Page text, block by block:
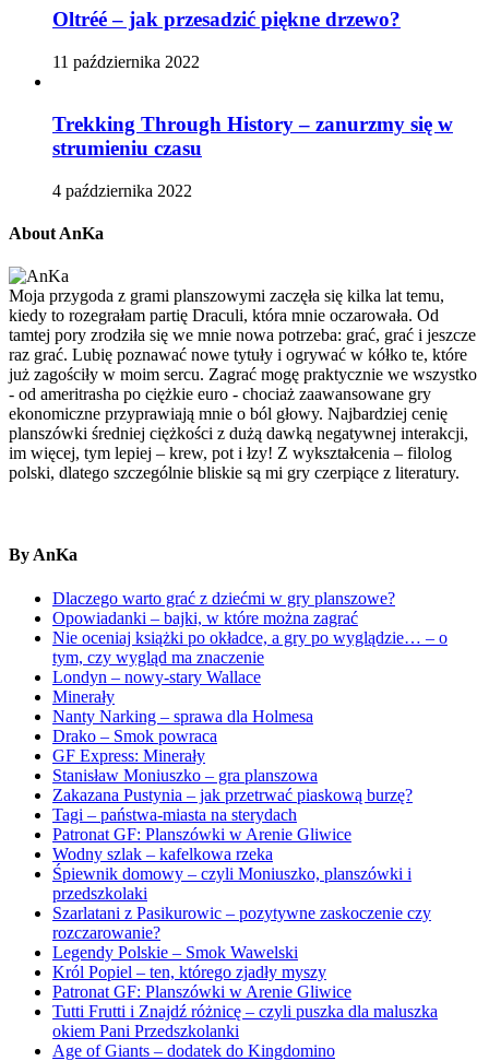
Oltréé – jak przesadzić piękne drzewo?
11 października 2022
Trekking Through History – zanurzmy się w
strumieniu czasu
4 października 2022
About AnKa
Moja przygoda z grami planszowymi zaczęła się kilka lat temu,
kiedy to rozegrałam partię Draculi, która mnie oczarowała. Od
tamtej pory zrodziła się we mnie nowa potrzeba: grać, grać i jeszcze
raz grać. Lubię poznawać nowe tytuły i ogrywać w kółko te, które
już zagościły w moim sercu. Zagrać mogę praktycznie we wszystko
- od ameritrasha po ciężkie euro - chociaż zaawansowane gry
ekonomiczne przyprawiają mnie o ból głowy. Najbardziej cenię
planszówki średniej ciężkości z dużą dawką negatywnej interakcji,
im więcej, tym lepiej – krew, pot i łzy! Z wykształcenia – filolog
polski, dlatego szczególnie bliskie są mi gry czerpiące z literatury.
By AnKa
Dlaczego warto grać z dziećmi w gry planszowe?
Opowiadanki – bajki, w które można zagrać
Nie oceniaj książki po okładce, a gry po wyglądzie… – o
tym, czy wygląd ma znaczenie
Londyn – nowy-stary Wallace
Minerały
Nanty Narking – sprawa dla Holmesa
Drako – Smok powraca
GF Express: Minerały
Stanisław Moniuszko – gra planszowa
Zakazana Pustynia – jak przetrwać piaskową burzę?
Tagi – państwa-miasta na sterydach
Patronat GF: Planszówki w Arenie Gliwice
Wodny szlak – kafelkowa rzeka
Śpiewnik domowy – czyli Moniuszko, planszówki i
przedszkolaki
Szarlatani z Pasikurowic – pozytywne zaskoczenie czy
rozczarowanie?
Legendy Polskie – Smok Wawelski
Król Popiel – ten, którego zjadły myszy
Patronat GF: Planszówki w Arenie Gliwice
Tutti Frutti i Znajdź różnicę – czyli puszka dla maluszka
okiem Pani Przedszkolanki
Age of Giants – dodatek do Kingdomino